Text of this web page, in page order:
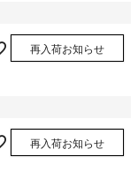
再入荷お知らせ
再入荷お知らせ